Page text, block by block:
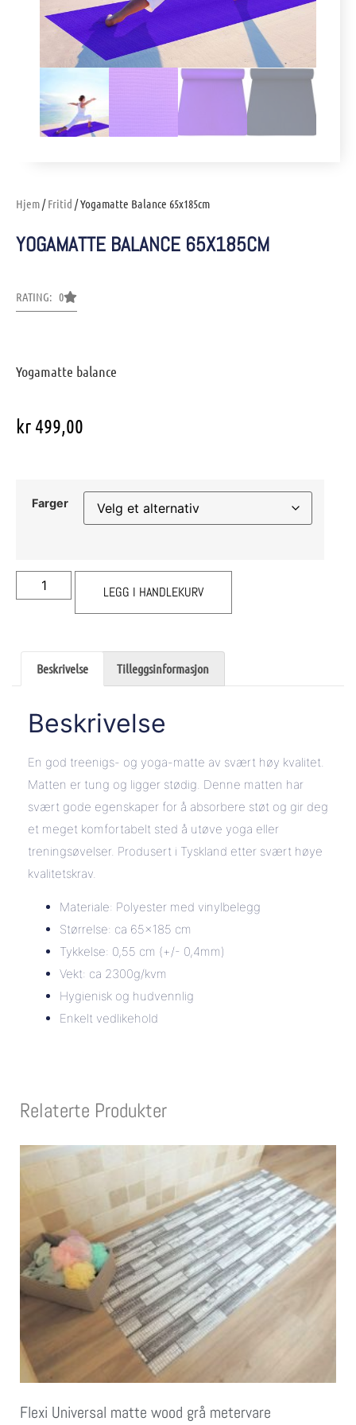
Hjem/Fritid / Yogamatte Balance 65x185cm
YOGAMATTE BALANCE 65X185CM
RATING: 0
Yogamatte balance
kr 499,00
Farger
LEGG I HANDLEKURV
Beskrivelse Tilleggsinformasjon
Beskrivelse
En god treenigs- og yoga-matte av svært høy kvalitet.
Matten er tung og ligger stødig. Denne matten har
svært gode egenskaper for å absorbere støt og gir deg
et meget komfortabelt sted å utøve yoga eller
treningsøvelser. Produsert i Tyskland etter svært høye
kvalitetskrav.
Materiale: Polyester med vinylbelegg
Størrelse: ca 65×185 cm
Tykkelse: 0,55 cm (+/- 0,4mm)
Vekt: ca 2300g/kvm
Hygienisk og hudvennlig
Enkelt vedlikehold
Relaterte Produkter
Flexi Universal matte wood grå metervare